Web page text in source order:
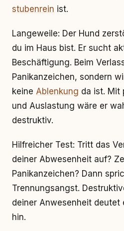
stubenrein ist.
Langeweile: Der Hund
du im Haus bist. Er sucht
Beschäftigung. Beim
Panikanzeichen, sondern
keine Ablenkung da ist. Mit
und Auslastung wäre er
destruktiv.
Hilfreicher Test: Tritt das
deiner Abwesenheit auf?
Panikanzeichen? Dann
Trennungsangst.
deiner Anwesenheit deutet
hin.